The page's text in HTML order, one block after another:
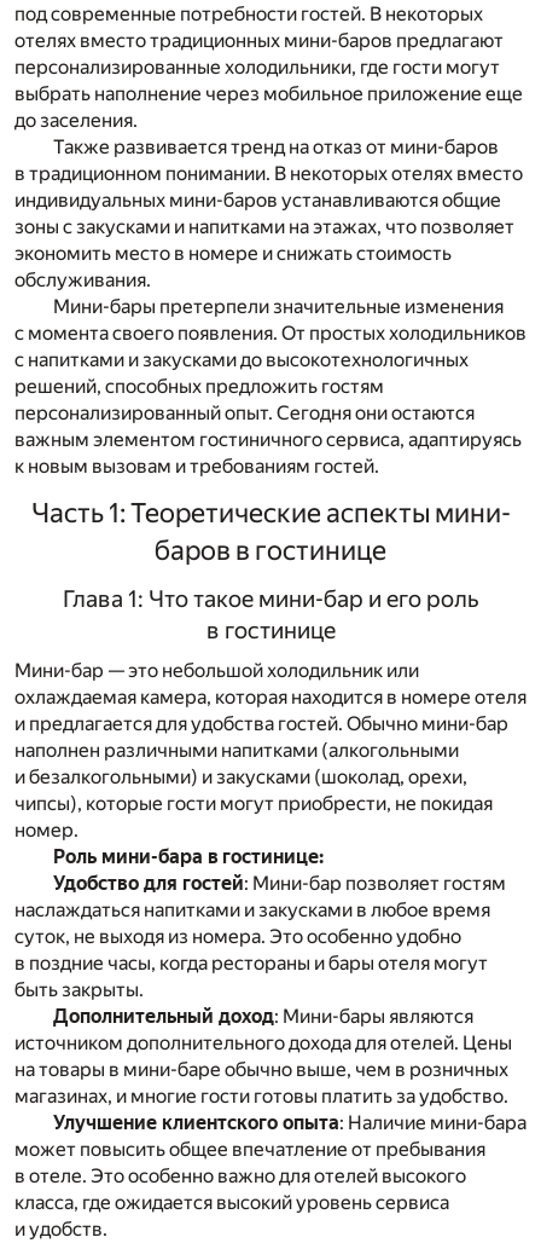
под современные потребности гостей. В некоторых
отелях вместо традиционных мини-баров предлагают
персонализированные холодильники, где гости могут
выбрать наполнение через мобильное приложение еще
до заселения.
Также развивается тренд на отказ от мини-баров
в традиционном понимании. В некоторых отелях вместо
индивидуальных мини-баров устанавливаются общие
зоны с закусками и напитками на этажах, что позволяет
экономить место в номере и снижать стоимость
обслуживания.
Мини-бары претерпели значительные изменения
с момента своего появления. От простых холодильников
с напитками и закусками до высокотехнологичных
решений, способных предложить гостям
персонализированный опыт. Сегодня они остаются
важным элементом гостиничного сервиса, адаптируясь
к новым вызовам и требованиям гостей.
Часть 1: Теоретические аспекты мини-
баров в гостинице
Глава 1: Что такое мини-бар и его роль
в гостинице
Мини-бар — это небольшой холодильник или
охлаждаемая камера, которая находится в номере отеля
и предлагается для удобства гостей. Обычно мини-бар
наполнен различными напитками (алкогольными
и безалкогольными) и закусками (шоколад, орехи,
чипсы), которые гости могут приобрести, не покидая
номер.
Роль мини-бара в гостинице:
Удобство для гостей: Мини-бар позволяет гостям
наслаждаться напитками и закусками в любое время
суток, не выходя из номера. Это особенно удобно
в поздние часы, когда рестораны и бары отеля могут
быть закрыты.
Дополнительный доход: Мини-бары являются
источником дополнительного дохода для отелей. Цены
на товары в мини-баре обычно выше, чем в розничных
магазинах, и многие гости готовы платить за удобство.
Улучшение клиентского опыта: Наличие мини-бара
может повысить общее впечатление от пребывания
в отеле. Это особенно важно для отелей высокого
класса, где ожидается высокий уровень сервиса
и удобств.